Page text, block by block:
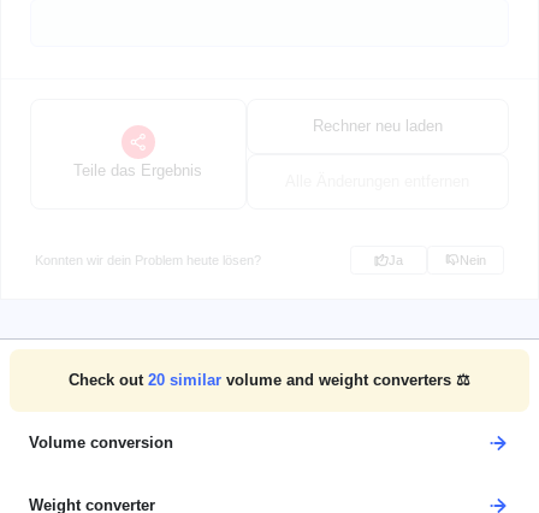
Teile das Ergebnis
Rechner neu laden
Konnten wir dein Problem heute lösen? Ja Nein
Check out 20 similar volume and weight converters ⚖️
Volume conversion
Weight converter